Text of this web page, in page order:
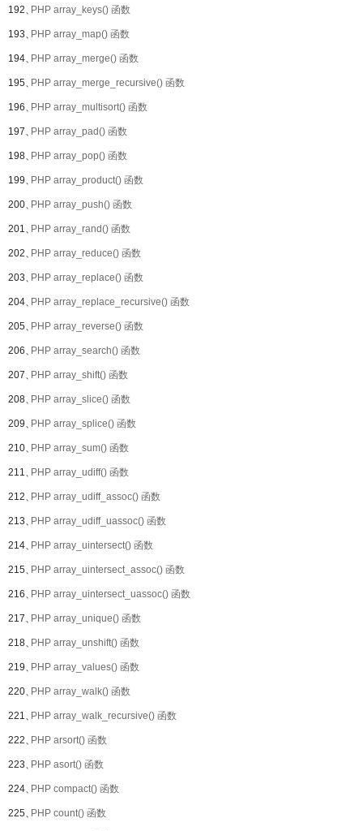
192、PHP array_keys() 函数
193、PHP array_map() 函数
194、PHP array_merge() 函数
195、PHP array_merge_recursive() 函数
196、PHP array_multisort() 函数
197、PHP array_pad() 函数
198、PHP array_pop() 函数
199、PHP array_product() 函数
200、PHP array_push() 函数
201、PHP array_rand() 函数
202、PHP array_reduce() 函数
203、PHP array_replace() 函数
204、PHP array_replace_recursive() 函数
205、PHP array_reverse() 函数
206、PHP array_search() 函数
207、PHP array_shift() 函数
208、PHP array_slice() 函数
209、PHP array_splice() 函数
210、PHP array_sum() 函数
211、PHP array_udiff() 函数
212、PHP array_udiff_assoc() 函数
213、PHP array_udiff_uassoc() 函数
214、PHP array_uintersect() 函数
215、PHP array_uintersect_assoc() 函数
216、PHP array_uintersect_uassoc() 函数
217、PHP array_unique() 函数
218、PHP array_unshift() 函数
219、PHP array_values() 函数
220、PHP array_walk() 函数
221、PHP array_walk_recursive() 函数
222、PHP arsort() 函数
223、PHP asort() 函数
224、PHP compact() 函数
225、PHP count() 函数